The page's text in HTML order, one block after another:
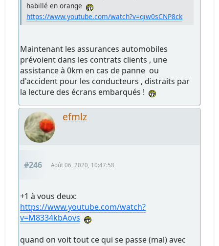
habillé en orange
https://www.youtube.com/watch?v=qiw0sCNP8ck
Maintenant les assurances automobiles
prévoient dans les contrats clients , une
assistance à 0km en cas de panne ou
d'accident pour les conducteurs , distraits par
la lecture des écrans embarqués !
efmlz
#246 Août 06, 2020, 10:47:58
+1 à vous deux:
https://www.youtube.com/watch?
v=M8334kbAovs
quand on voit tout ce qui se passe (mal) avec